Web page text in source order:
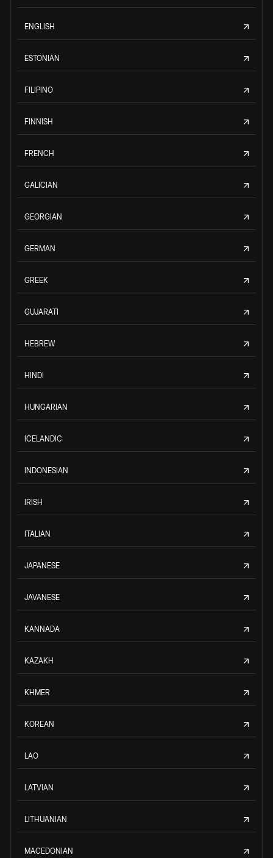
ENGLISH
ESTONIAN
FILIPINO
FINNISH
FRENCH
GALICIAN
GEORGIAN
GERMAN
GREEK
GUJARATI
HEBREW
HINDI
HUNGARIAN
ICELANDIC
INDONESIAN
IRISH
ITALIAN
JAPANESE
JAVANESE
KANNADA
KAZAKH
KHMER
KOREAN
LAO
LATVIAN
LITHUANIAN
MACEDONIAN